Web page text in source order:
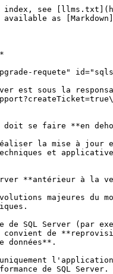
index, see
as
requete"
est sous la
se faire **en
la mise à
et
**antérieur à la
majeures du
de SQL Server (par
de
données**.
uniquement
de SQL Server.